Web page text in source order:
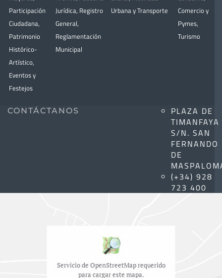
Participación
Ciudadana,
Patrimonio
Histórico-
Artístico,
Eventos y
Festejos
Jurídica, Registro
General,
Reglamentación
Municipal
Urbana y Transporte
Comercio y
Pymes,
Turismo
CONTÁCTANOS
PLAZA DE
TIMANFAYA
S/N. SAN
FERNANDO
DE
(+34) 928
723 400
Servicio de OpenStreetMap requerido
para cargar este mapa.